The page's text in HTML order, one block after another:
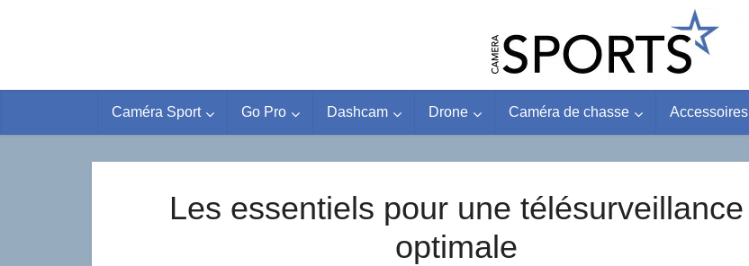
Caméra Sport Go Pro Dashcam Drone Caméra de chasse Accessoires
Les essentiels pour une télésurveillance
optimale